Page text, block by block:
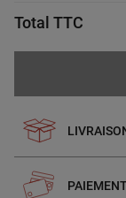
Total TTC